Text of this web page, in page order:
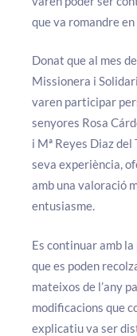
que va romandre
Donat que al mes
Missionera i
varen participar
senyores Rosa
i Mª Reyes Diaz
seva experiència,
amb una valoració
entusiasme.
Es continuar amb
que es poden
mateixos de l’any
modificacions que
explicatiu va ser